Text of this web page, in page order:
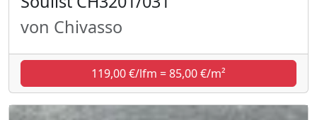
von Chivasso
119,00 €/lfm = 85,00 €/m²